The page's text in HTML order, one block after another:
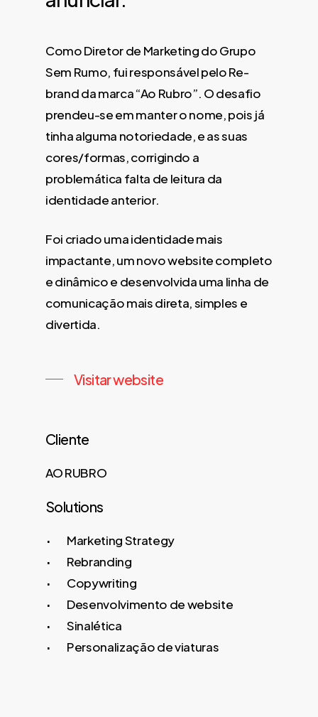
Como Diretor de Marketing do Grupo
Sem Rumo, fui responsável pelo Re-
brand da marca “Ao Rubro”. O desafio
prendeu-se em manter o nome, pois já
tinha alguma notoriedade, e as suas
cores/formas, corrigindo a
problemática falta de leitura da
identidade anterior.
Foi criado uma identidade mais
impactante, um novo website completo
e dinâmico e desenvolvida uma linha de
comunicação mais direta, simples e
divertida.
Visitar website
Cliente
AO RUBRO
Solutions
Marketing Strategy
Rebranding
Copywriting
Desenvolvimento de website
Sinalética
Personalização de viaturas